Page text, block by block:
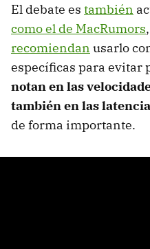
El debate es también
como el de MacRumors
recomiendan usarlo
específicas para evitar
notan en las
también en las
de forma importante.